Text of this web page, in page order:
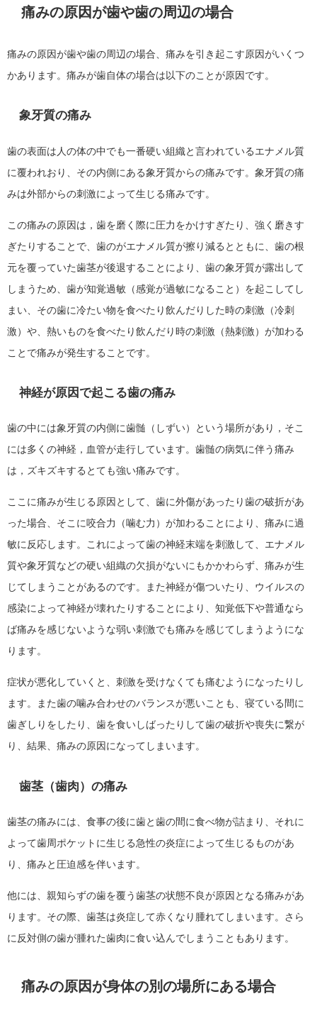
痛みの原因が歯や歯の周辺の場合
痛みの原因が歯や歯の周辺の場合、痛みを引き起こす原因がいくつ
かあります。痛みが歯自体の場合は以下のことが原因です。
象牙質の痛み
歯の表面は人の体の中でも一番硬い組織と言われているエナメル質
に覆われおり、その内側にある象牙質からの痛みです。象牙質の痛
みは外部からの刺激によって生じる痛みです。
この痛みの原因は，歯を磨く際に圧力をかけすぎたり、強く磨きす
ぎたりすることで、歯のがエナメル質が擦り減るとともに、歯の根
元を覆っていた歯茎が後退することにより、歯の象牙質が露出して
しまうため、歯が知覚過敏（感覚が過敏になること）を起こしてし
まい、その歯に冷たい物を食べたり飲んだりした時の刺激（冷刺
激）や、熱いものを食べたり飲んだり時の刺激（熱刺激）が加わる
ことで痛みが発生することです。
神経が原因で起こる歯の痛み
歯の中には象牙質の内側に歯髄（しずい）という場所があり，そこ
には多くの神経，血管が走行しています。歯髄の病気に伴う痛み
は，ズキズキするとても強い痛みです。
ここに痛みが生じる原因として、歯に外傷があったり歯の破折があ
った場合、そこに咬合力（噛む力）が加わることにより、痛みに過
敏に反応します。これによって歯の神経末端を刺激して、エナメル
質や象牙質などの硬い組織の欠損がないにもかかわらず、痛みが生
じてしまうことがあるのです。また神経が傷ついたり、ウイルスの
感染によって神経が壊れたりすることにより、知覚低下や普通なら
ば痛みを感じないような弱い刺激でも痛みを感じてしまうようにな
ります。
症状が悪化していくと、刺激を受けなくても痛むようになったりし
ます。また歯の噛み合わせのバランスが悪いことも、寝ている間に
歯ぎしりをしたり、歯を食いしばったりして歯の破折や喪失に繋が
り、結果、痛みの原因になってしまいます。
歯茎（歯肉）の痛み
歯茎の痛みには、食事の後に歯と歯の間に食べ物が詰まり、それに
よって歯周ポケットに生じる急性の炎症によって生じるものがあ
り、痛みと圧迫感を伴います。
他には、親知らずの歯を覆う歯茎の状態不良が原因となる痛みがあ
ります。その際、歯茎は炎症して赤くなり腫れてしまいます。さら
に反対側の歯が腫れた歯肉に食い込んでしまうこともあります。
痛みの原因が身体の別の場所にある場合